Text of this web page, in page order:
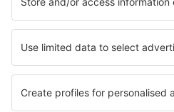
London
London
London
Manchester Airport (MAN)